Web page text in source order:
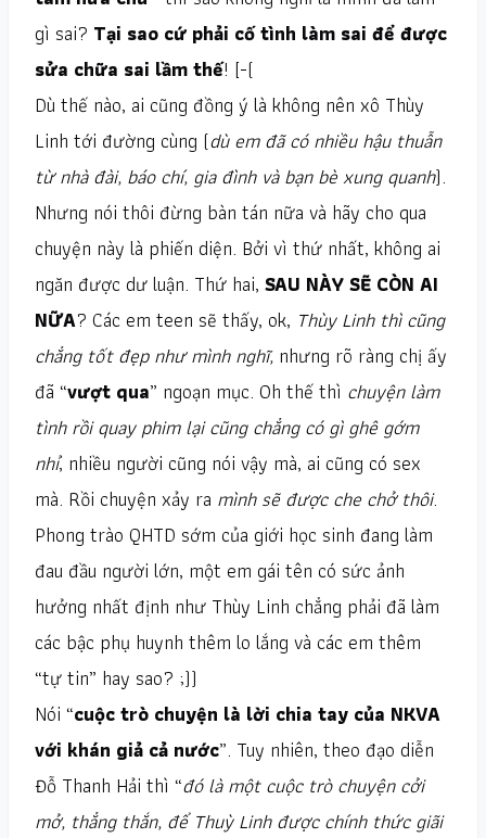
gì sai? Tại sao cứ phải cố tình làm sai để được
sửa chữa sai lầm thế! [-(
Dù thế nào, ai cũng đồng ý là không nên xô Thùy
Linh tới đường cùng (dù em đã có nhiều hậu thuẫn
từ nhà đài, báo chí, gia đình và bạn bè xung quanh).
Nhưng nói thôi đừng bàn tán nữa và hãy cho qua
chuyện này là phiến diện. Bởi vì thứ nhất, không ai
ngăn được dư luận. Thứ hai, SAU NÀY SẼ CÒN AI
NỮA? Các em teen sẽ thấy, ok, Thùy Linh thì cũng
chẳng tốt đẹp như mình nghĩ, nhưng rõ ràng chị ấy
đã “vượt qua” ngoạn mục. Oh thế thì chuyện làm
tình rồi quay phim lại cũng chẳng có gì ghê gớm
nhỉ, nhiều người cũng nói vậy mà, ai cũng có sex
mà. Rồi chuyện xảy ra mình sẽ được che chở thôi.
Phong trào QHTD sớm của giới học sinh đang làm
đau đầu người lớn, một em gái tên có sức ảnh
hưởng nhất định như Thùy Linh chẳng phải đã làm
các bậc phụ huynh thêm lo lắng và các em thêm
“tự tin” hay sao? ;))
Nói “cuộc trò chuyện là lời chia tay của NKVA
với khán giả cả nước”. Tuy nhiên, theo đạo diễn
Đỗ Thanh Hải thì “đó là một cuộc trò chuyện cởi
mở, thẳng thắn, để Thuỳ Linh được chính thức giãi